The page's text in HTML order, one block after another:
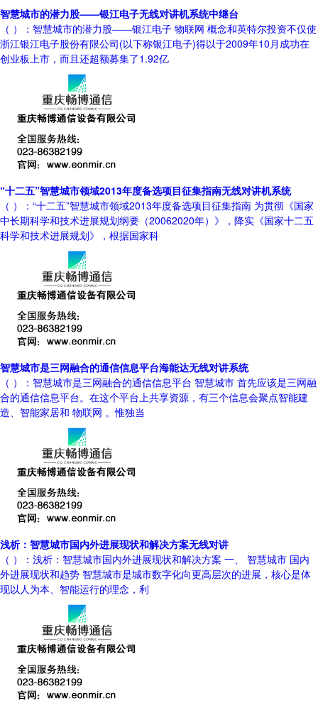
智慧城市的潜力股——银江电子无线对讲机系统中继台
（ ）：智慧城市的潜力股——银江电子 物联网 概念和英特尔投资不仅使
浙江银江电子股份有限公司(以下称银江电子)得以于2009年10月成功在
创业板上市，而且还超额募集了1.92亿
“十二五”智慧城市领域2013年度备选项目征集指南无线对讲机系统
（ ）：“十二五”智慧城市领域2013年度备选项目征集指南 为贯彻《国家
中长期科学和技术进展规划纲要（20062020年）》，降实《国家十二五
科学和技术进展规划》，根据国家科
智慧城市是三网融合的通信信息平台海能达无线对讲系统
（ ）：智慧城市是三网融合的通信信息平台 智慧城市 首先应该是三网融
合的通信信息平台。在这个平台上共享资源，有三个信息会聚点智能建
造、智能家居和 物联网 。惟独当
浅析：智慧城市国内外进展现状和解决方案无线对讲
（ ）：浅析：智慧城市国内外进展现状和解决方案 一、 智慧城市 国内
外进展现状和趋势 智慧城市是城市数字化向更高层次的进展，核心是体
现以人为本、智能运行的理念，利